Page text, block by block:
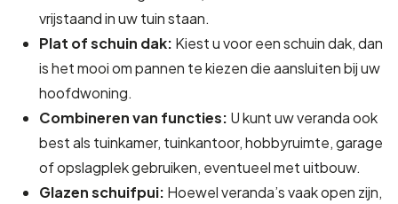
vrijstaand in uw tuin staan.
Plat of schuin dak: Kiest u voor een schuin dak, dan
is het mooi om pannen te kiezen die aansluiten bij uw
hoofdwoning.
Combineren van functies: U kunt uw veranda ook
best als tuinkamer, tuinkantoor, hobbyruimte, garage
of opslagplek gebruiken, eventueel met uitbouw.
Glazen schuifpui: Hoewel veranda’s vaak open zijn,